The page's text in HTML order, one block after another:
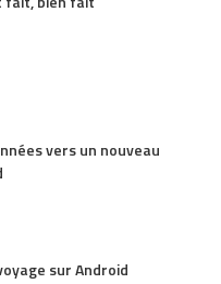
vers un nouveau
sur Android